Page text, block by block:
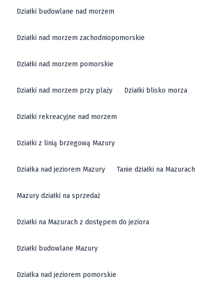
Działki budowlane nad morzem
Działki nad morzem zachodniopomorskie
Działki nad morzem pomorskie
Działki nad morzem przy plaży Działki blisko morza
Działki rekreacyjne nad morzem
Działki z linią brzegową Mazury
Działka nad jeziorem Mazury Tanie działki na Mazurach
Mazury działki na sprzedaż
Działki na Mazurach z dostępem do jeziora
Działki budowlane Mazury
Działka nad jeziorem pomorskie